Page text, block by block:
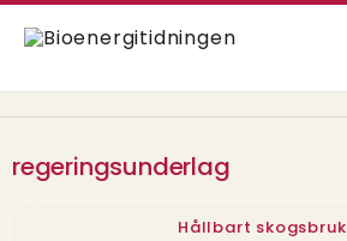
regeringsunderlag
Hållbart skogsbruk